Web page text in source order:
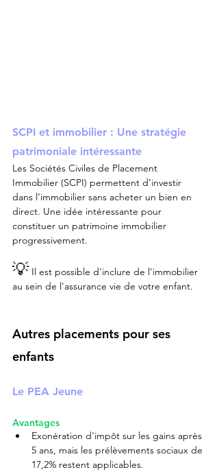
SCPI et immobilier : Une stratégie
patrimoniale intéressante
Les Sociétés Civiles de Placement
Immobilier (SCPI) permettent d’investir
dans l’immobilier sans acheter un bien en
direct. Une idée intéressante pour
constituer un patrimoine immobilier
progressivement.
💡 Il est possible d'inclure de l'immobilier
au sein de l'assurance vie de votre enfant.
Autres placements pour ses
enfants
Le PEA Jeune
Avantages
Exonération d'impôt sur les gains après
5 ans, mais les prélèvements sociaux de
17,2% restent applicables.